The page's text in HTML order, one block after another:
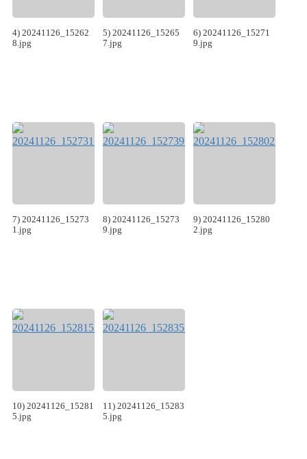
4) 20241126_15262
8.jpg
5) 20241126_15265
7.jpg
6) 20241126_15271
9.jpg
7) 20241126_15273
1.jpg
8) 20241126_15273
9.jpg
9) 20241126_15280
2.jpg
10) 20241126_15281
5.jpg
11) 20241126_15283
5.jpg